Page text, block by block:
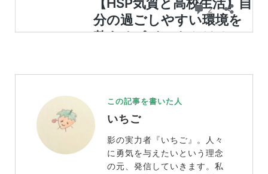
この記事を書いた人
いちご
影の実力者『いちご』。人々
に勇気を与えたいという理念
の元、発信していきます。私